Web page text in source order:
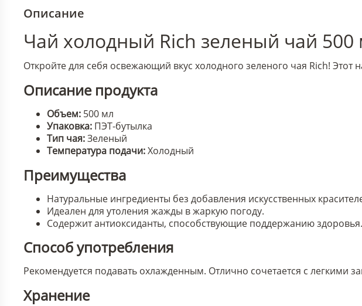
Описание
Чай холодный Rich зеленый чай
Откройте для себя освежающий вкус холодного зеленого чая Rich! Этот
Описание продукта
Объем: 500 мл
Упаковка: ПЭТ-бутылка
Тип чая:Зеленый
Температура подачи:Холодный
Преимущества
Натуральные ингредиенты без добавления искусственных
Идеален для утоления жажды в жаркую погоду.
Содержит антиоксиданты, способствующие поддержанию здоровья.
Способ употребления
Рекомендуется подавать охлажденным. Отлично сочетается с легкими
Хранение